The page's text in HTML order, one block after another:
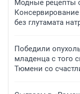
Модные рецепты
без глутамата
Победили
младенца с того
Тюмени со